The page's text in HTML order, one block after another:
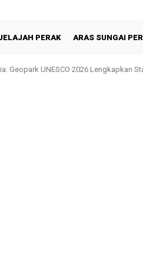
PERAK ARAS SUNGAI
Geopark UNESCO 2026 Lengkapkan